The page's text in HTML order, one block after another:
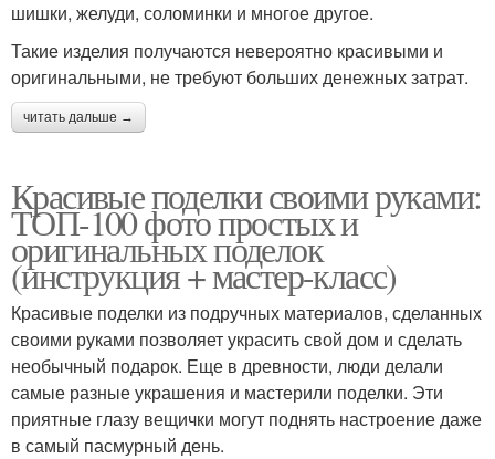
шишки, желуди, соломинки и многое другое.
Такие изделия получаются невероятно красивыми и
оригинальными, не требуют больших денежных затрат.
читать дальше →
Красивые поделки своими руками:
ТОП-100 фото простых и
оригинальных поделок
(инструкция + мастер-класс)
Красивые поделки из подручных материалов, сделанных
своими руками позволяет украсить свой дом и сделать
необычный подарок. Еще в древности, люди делали
самые разные украшения и мастерили поделки. Эти
приятные глазу вещички могут поднять настроение даже
в самый пасмурный день.